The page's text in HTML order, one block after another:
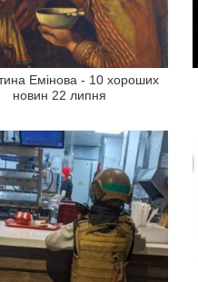
Емінова - 10 хороших
новин 22 липня